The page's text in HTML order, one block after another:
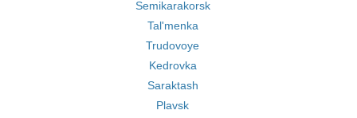
Semikarakorsk
Tal'menka
Trudovoye
Kedrovka
Saraktash
Plavsk